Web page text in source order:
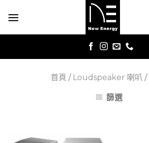
首頁 / Loudspeaker 喇叭 /
篩選